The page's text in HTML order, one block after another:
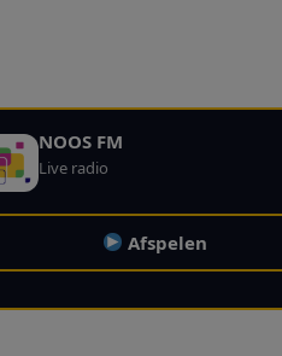
NOOS FM
Live radio
Afspelen